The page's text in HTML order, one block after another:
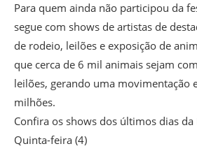
Para quem ainda não participou da
segue com shows de artistas de
de rodeio, leilões e exposição de
que cerca de 6 mil animais sejam
leilões, gerando uma movimentação
milhões.
Confira os shows dos últimos dias da
Quinta-feira (4)